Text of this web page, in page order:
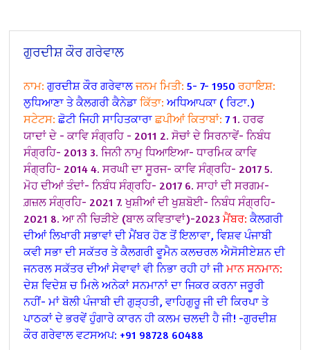
ਗੁਰਦੀਸ਼ ਕੌਰ ਗਰੇਵਾਲ
ਨਾਮ: ਗੁਰਦੀਸ਼ ਕੌਰ ਗਰੇਵਾਲਜਨਮ ਮਿਤੀ: 5- 7- 1950ਰਹਾਇਸ਼:
ਲੁਧਿਆਣਾ ਤੇ ਕੈਲਗਰੀ ਕੈਨੇਡਾਕਿੱਤਾ: ਅਧਿਆਪਕਾ ( ਰਿਟਾ.)
ਸਟੇਟਸ: ਛੋਟੀ ਜਿਹੀ ਸਾਹਿਤਕਾਰਾਛਪੀਆਂ ਕਿਤਾਬਾਂ: 71. ਹਰਫ
ਯਾਦਾਂ ਦੇ - ਕਾਵਿ ਸੰਗ੍ਰਹਿ - 2011 2. ਸੋਚਾਂ ਦੇ ਸਿਰਨਾਵੇਂ- ਨਿਬੰਧ
ਸੰਗ੍ਰਹਿ- 2013 3. ਜਿਨੀ ਨਾਮੁ ਧਿਆਇਆ- ਧਾਰਮਿਕ ਕਾਵਿ
ਸੰਗ੍ਰਹਿ- 20144. ਸਰਘੀ ਦਾ ਸੂਰਜ- ਕਾਵਿ ਸੰਗ੍ਰਹਿ- 20175.
ਮੋਹ ਦੀਆਂ ਤੰਦਾਂ- ਨਿਬੰਧ ਸੰਗ੍ਰਹਿ- 2017 6. ਸਾਹਾਂ ਦੀ ਸਰਗਮ-
ਗ਼ਜ਼ਲ ਸੰਗ੍ਰਹਿ- 20217. ਖੁਸ਼ੀਆਂ ਦੀ ਖੁਸ਼ਬੋਈ- ਨਿਬੰਧ ਸੰਗ੍ਰਹਿ-
2021 8. ਆ ਨੀ ਚਿੜੀਏ (ਬਾਲ ਕਵਿਤਾਵਾਂ)-2023 ਮੈਂਬਰ: ਕੈਲਗਰੀ
ਦੀਆਂ ਲਿਖਾਰੀ ਸਭਾਵਾਂ ਦੀ ਮੈਂਬਰ ਹੋਣ ਤੋਂ ਇਲਾਵਾ, ਵਿਸ਼ਵ ਪੰਜਾਬੀ
ਕਵੀ ਸਭਾ ਦੀ ਸਕੱਤਰ ਤੇ ਕੈਲਗਰੀ ਵੂਮੈਨ ਕਲਚਰਲ ਐਸੋਸੀਏਸ਼ਨ ਦੀ
ਜਨਰਲ ਸਕੱਤਰ ਦੀਆਂ ਸੇਵਾਵਾਂ ਵੀ ਨਿਭਾ ਰਹੀ ਹਾਂ ਜੀਮਾਨ ਸਨਮਾਨ:
ਦੇਸ਼ ਵਿਦੇਸ਼ ਚ ਮਿਲੇ ਅਨੇਕਾਂ ਸਨਮਾਨਾਂ ਦਾ ਜਿਕਰ ਕਰਨਾ ਜਰੂਰੀ
ਨਹੀਂ- ਮਾਂ ਬੋਲੀ ਪੰਜਾਬੀ ਦੀ ਗੁੜ੍ਹਤੀ, ਵਾਹਿਗੁਰੂ ਜੀ ਦੀ ਕਿਰਪਾ ਤੇ
ਪਾਠਕਾਂ ਦੇ ਭਰਵੇਂ ਹੁੰਗਾਰੇ ਕਾਰਨ ਹੀ ਕਲਮ ਚਲਦੀ ਹੈ ਜੀ! -ਗੁਰਦੀਸ਼
ਕੌਰ ਗਰੇਵਾਲ ਵਟਸਅਪ: +91 98728 60488